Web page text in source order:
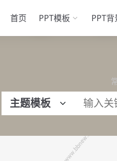
首页 PPT模板 PPT背